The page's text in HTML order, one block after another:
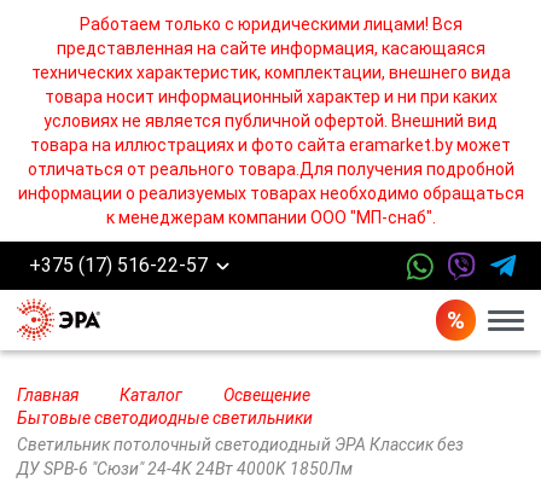
Работаем только с юридическими лицами! Вся
представленная на сайте информация, касающаяся
технических характеристик, комплектации, внешнего вида
товара носит информационный характер и ни при каких
условиях не является публичной офертой. Внешний вид
товара на иллюстрациях и фото сайта eramarket.by может
отличаться от реального товара.Для получения подробной
информации о реализуемых товарах необходимо обращаться
к менеджерам компании ООО "МП-снаб".
+375 (17) 516-22-57
Главная Каталог
Освещение
Бытовые светодиодные светильники
Светильник потолочный светодиодный ЭРА Классик без
ДУ SPB-6 "Сюзи" 24-4K 24Вт 4000K 1850Лм